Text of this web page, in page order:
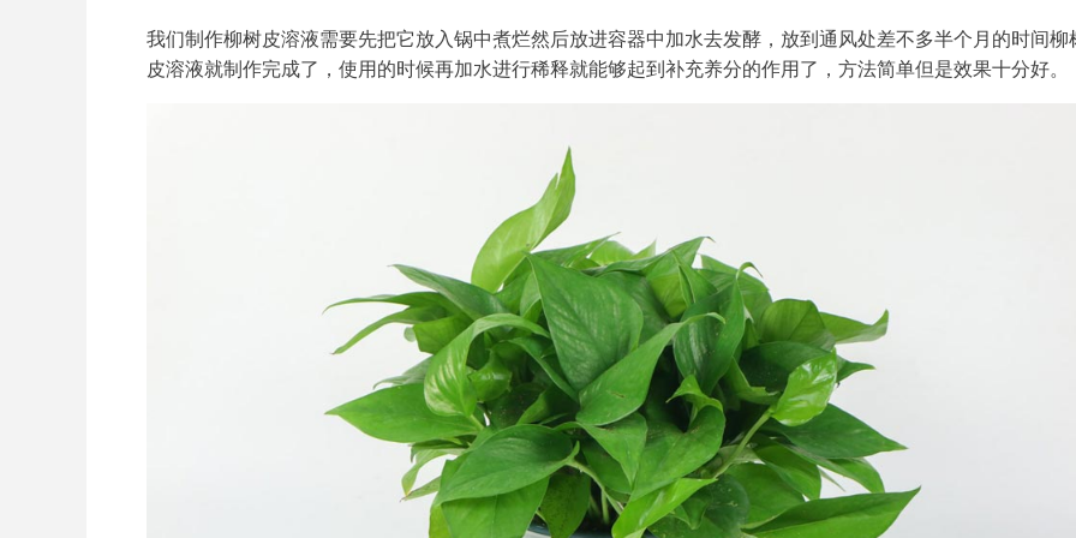
我们制作柳树皮溶液需要先把它放入锅中煮烂然后放进容器中加水去发酵，放到通风处差不多半个月的时间柳
皮溶液就制作完成了，使用的时候再加水进行稀释就能够起到补充养分的作用了，方法简单但是效果十分好。